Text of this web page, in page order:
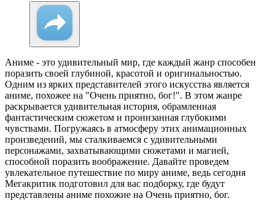
Аниме - это удивительный мир, где каждый жанр способен
поразить своей глубиной, красотой и оригинальностью.
Одним из ярких представителей этого искусства является
аниме, похожее на "Очень приятно, бог!". В этом жанре
раскрывается удивительная история, обрамленная
фантастическим сюжетом и пронизанная глубокими
чувствами. Погружаясь в атмосферу этих анимационных
произведений, мы сталкиваемся с удивительными
персонажами, захватывающими сюжетами и магией,
способной поразить воображение. Давайте проведем
увлекательное путешествие по миру аниме, ведь сегодня
Мегакритик подготовил для вас подборку, где будут
представлены аниме похожие на Очень приятно, бог.